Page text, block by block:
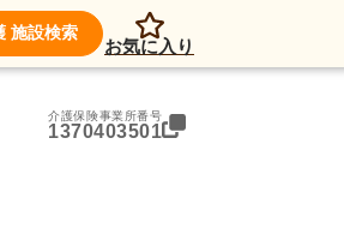
施設検索
お気に入り
介護保険事業所番号
1370403501